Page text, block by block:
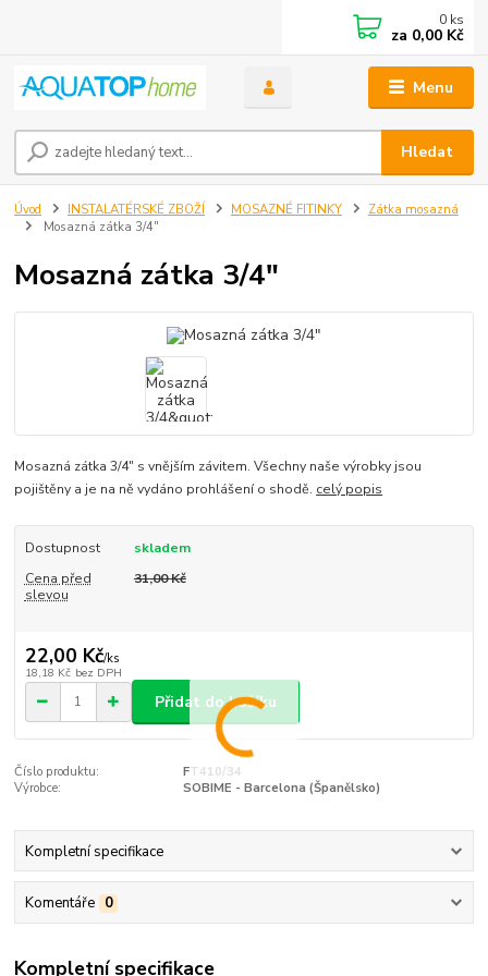
Menu
Hledat
0 ks
za 0,00 Kč
Úvod INSTALATÉRSKÉ ZBOŽÍ MOSAZNÉ FITINKY
Zátka mosazná
Mosazná zátka 3/4"
Mosazná zátka 3/4"
Mosazná zátka 3/4" s vnějším závitem. Všechny naše výrobky jsou
pojištěny a je na ně vydáno prohlášení o shodě. celý popis
Dostupnost
skladem
Cena před
slevou
31,00 Kč
22,00 Kč/ks
18,18 Kč bez DPH
Přidat do košíku
Číslo produktu:
FT410/34
Výrobce:
SOBIME - Barcelona (Španělsko)
Kompletní specifikace
Komentáře 0
Kompletní specifikace